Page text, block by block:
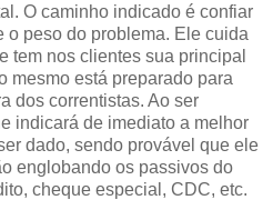
O caminho indicado é confiar
o peso do problema. Ele cuida
tem nos clientes sua principal
mesmo está preparado para
dos correntistas. Ao ser
indicará de imediato a melhor
dado, sendo provável que ele
englobando os passivos do
cheque especial, CDC, etc.